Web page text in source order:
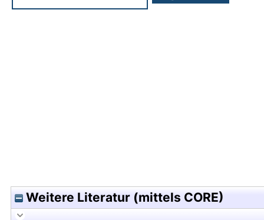
Weitere Literatur (mittels CORE)